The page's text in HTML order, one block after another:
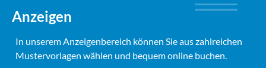
Anzeigen
In unserem Anzeigenbereich können Sie aus zahlreichen
Mustervorlagen wählen und bequem online buchen.